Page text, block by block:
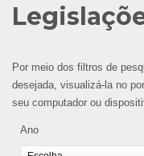
Por meio dos filtros de
desejada, visualizá-la no
seu computador ou
Ano